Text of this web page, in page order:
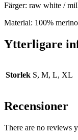
Färger: raw white /
Material: 100%
Ytterligare
Storlek S, M, L, XL
Recensioner
There are no reviews